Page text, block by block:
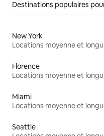
Destinations populaires
New York
Florence
Miami
Seattle